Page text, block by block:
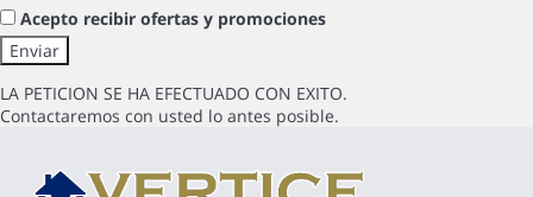
Acepto recibir ofertas y promociones
LA PETICION SE HA EFECTUADO CON EXITO.
Contactaremos con usted lo antes posible.